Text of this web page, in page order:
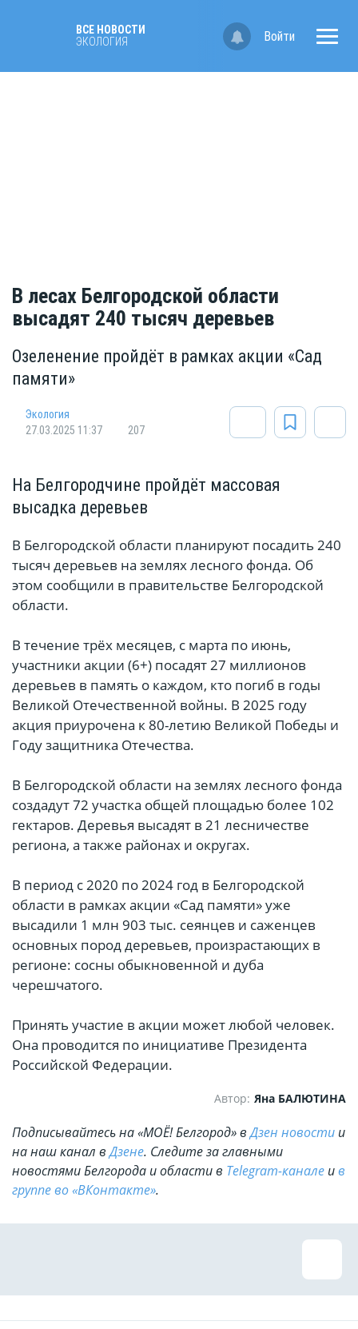
ВСЕ НОВОСТИ
ЭКОЛОГИЯ
Войти
В лесах Белгородской области
высадят 240 тысяч деревьев
Озеленение пройдёт в рамках акции «Сад
памяти»
Экология
27.03.2025 11:37
207
На Белгородчине пройдёт массовая
высадка деревьев
В Белгородской области планируют посадить 240
тысяч деревьев на землях лесного фонда. Об
этом сообщили в правительстве Белгородской
области.
В течение трёх месяцев, с марта по июнь,
участники акции (6+) посадят 27 миллионов
деревьев в память о каждом, кто погиб в годы
Великой Отечественной войны. В 2025 году
акция приурочена к 80-летию Великой Победы и
Году защитника Отечества.
В Белгородской области на землях лесного фонда
создадут 72 участка общей площадью более 102
гектаров. Деревья высадят в 21 лесничестве
региона, а также районах и округах.
В период с 2020 по 2024 год в Белгородской
области в рамках акции «Сад памяти» уже
высадили 1 млн 903 тыс. сеянцев и саженцев
основных пород деревьев, произрастающих в
регионе: сосны обыкновенной и дуба
черешчатого.
Принять участие в акции может любой человек.
Она проводится по инициативе Президента
Российской Федерации.
Автор: Яна БАЛЮТИНА
Подписывайтесь на «МОЁ! Белгород» вДзен новости и
на наш канал вДзене. Cледите за главными
новостями Белгорода и области в Telegram-канале ив
группе во «ВКонтакте».